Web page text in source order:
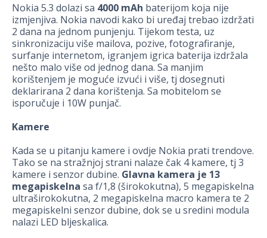
Nokia 5.3 dolazi sa 4000 mAh baterijom koja nije
izmjenjiva. Nokia navodi kako bi uređaj trebao izdržati
2 dana na jednom punjenju. Tijekom testa, uz
sinkronizaciju više mailova, pozive, fotografiranje,
surfanje internetom, igranjem igrica baterija izdržala
nešto malo više od jednog dana. Sa manjim
korištenjem je moguće izvući i više, tj dosegnuti
deklarirana 2 dana korištenja. Sa mobitelom se
isporučuje i 10W punjač.
Kamere
Kada se u pitanju kamere i ovdje Nokia prati trendove.
Tako se na stražnjoj strani nalaze čak 4 kamere, tj 3
kamere i senzor dubine. Glavna kamera je 13
megapiskelna sa f/1,8 (širokokutna), 5 megapiskelna
ultraširokokutna, 2 megapiskelna macro kamera te 2
megapiskelni senzor dubine, dok se u sredini modula
nalazi LED bljeskalica.